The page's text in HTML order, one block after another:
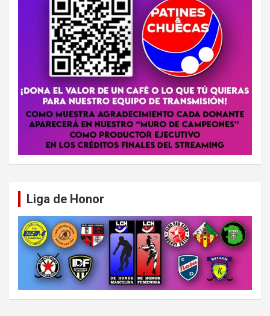
Liga de Honor